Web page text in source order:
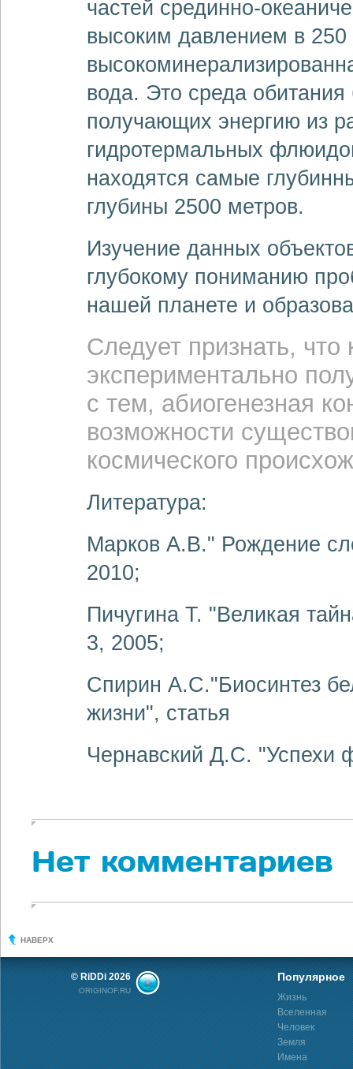
частей срединно-
высоким давлением в 250
вода. Это среда
получающих энергию из
гидротермальных
находятся самые
глубины 2500 метров.
Изучение данных
глубокому пониманию
нашей планете и
Следует признать,
экспериментально
с тем, абиогенезная
возможности
космического
Литература:
Марков А.В." Рождение
2010;
Пичугина Т. "Великая
3, 2005;
Спирин А.С."Биосинтез
жизни", статья
Чернавский Д.С. "Успехи
Нет комментариев
НАВЕРХ
© RiDDi 2026
ORIGINOF.RU
Популярное
Жизнь
Вселенная
Человек
Земля
Имена